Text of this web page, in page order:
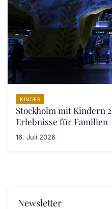
KINDER
Stockholm mit Kindern
Erlebnisse für Familien
16. Juli 2026
Newsletter